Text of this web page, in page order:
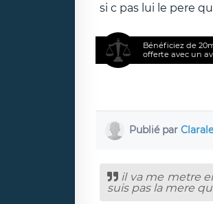
si c pas lui le pere
Bénéficiez de
offerte avec un
Publié par
il va me metre
suis pas la mere